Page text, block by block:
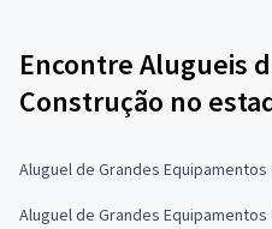
Encontre Alugueis
Construção no
Aluguel de Grandes
Aluguel de Grandes